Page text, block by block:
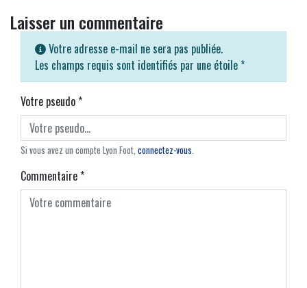
Laisser un commentaire
Votre adresse e-mail ne sera pas publiée.
Les champs requis sont identifiés par une étoile *
Votre pseudo*
Si vous avez un compte Lyon Foot, connectez-vous.
Commentaire*